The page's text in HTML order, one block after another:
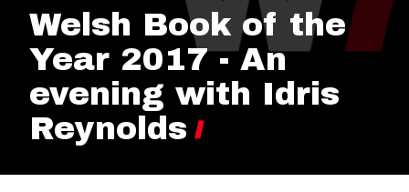
Welsh Book of the
Year 2017 - An
evening with Idris
Reynolds